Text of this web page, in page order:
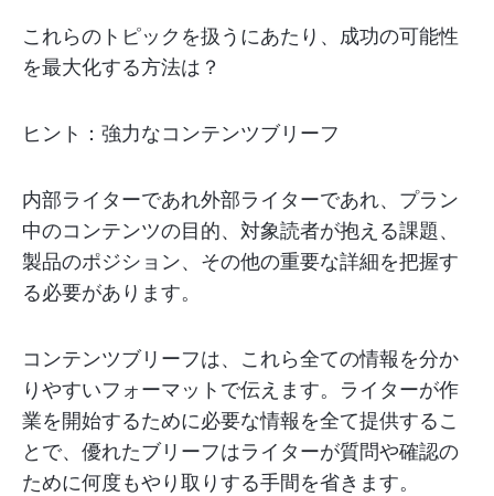
これらのトピックを扱うにあたり、成功の可能性
を最大化する方法は？
ヒント：強力なコンテンツブリーフ
内部ライターであれ外部ライターであれ、プラン
中のコンテンツの目的、対象読者が抱える課題、
製品のポジション、その他の重要な詳細を把握す
る必要があります。
コンテンツブリーフは、これら全ての情報を分か
りやすいフォーマットで伝えます。ライターが作
業を開始するために必要な情報を全て提供するこ
とで、優れたブリーフはライターが質問や確認の
ために何度もやり取りする手間を省きます。